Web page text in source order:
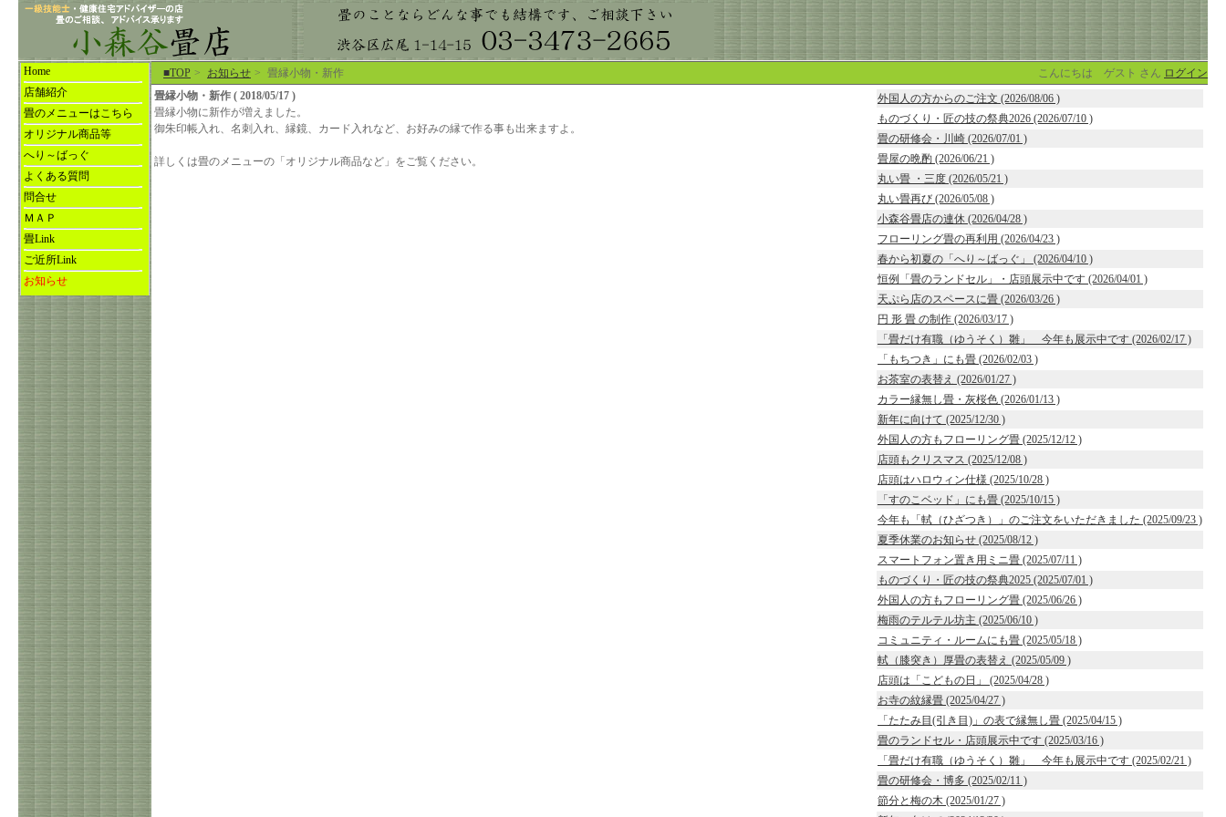
Home
店舗紹介
畳のメニューはこちら
オリジナル商品等
へり～ばっぐ
よくある質問
問合せ
ＭＡＰ
畳Link
ご近所Link
お知らせ
■TOP > お知らせ > 畳縁小物・新作 こんにちは ゲスト さん ログイン
畳縁小物・新作 ( 2018/05/17 )
畳縁小物に新作が増えました。
御朱印帳入れ、名刺入れ、縁鏡、カード入れなど、お好みの縁で作る事も出来ますよ。
詳しくは畳のメニューの「オリジナル商品など」をご覧ください。
外国人の方からのご注文 (2026/08/06 )
ものづくり・匠の技の祭典2026 (2026/07/10 )
畳の研修会・川崎 (2026/07/01 )
畳屋の晩酌 (2026/06/21 )
丸い畳 ・三度 (2026/05/21 )
丸い畳再び (2026/05/08 )
小森谷畳店の連休 (2026/04/28 )
フローリング畳の再利用 (2026/04/23 )
春から初夏の「へり～ばっぐ」 (2026/04/10 )
恒例「畳のランドセル」・店頭展示中です (2026/04/01 )
天ぷら店のスペースに畳 (2026/03/26 )
円 形 畳 の制作 (2026/03/17 )
「畳だけ有職（ゆうそく）雛」 今年も展示中です (2026/02/17 )
「もちつき」にも畳 (2026/02/03 )
お茶室の表替え (2026/01/27 )
カラー縁無し畳・灰桜色 (2026/01/13 )
新年に向けて (2025/12/30 )
外国人の方もフローリング畳 (2025/12/12 )
店頭もクリスマス (2025/12/08 )
店頭はハロウィン仕様 (2025/10/28 )
「すのこベッド」にも畳 (2025/10/15 )
今年も「軾（ひざつき）」のご注文をいただきました (2025/09/23 )
夏季休業のお知らせ (2025/08/12 )
スマートフォン置き用ミニ畳 (2025/07/11 )
ものづくり・匠の技の祭典2025 (2025/07/01 )
外国人の方もフローリング畳 (2025/06/26 )
梅雨のテルテル坊主 (2025/06/10 )
コミュニティ・ルームにも畳 (2025/05/18 )
軾（膝突き）厚畳の表替え (2025/05/09 )
店頭は「こどもの日」 (2025/04/28 )
お寺の紋縁畳 (2025/04/27 )
「たたみ目(引き目)」の表で縁無し畳 (2025/04/15 )
畳のランドセル・店頭展示中です (2025/03/16 )
「畳だけ有職（ゆうそく）雛」 今年も展示中です (2025/02/21 )
畳の研修会・博多 (2025/02/11 )
節分と梅の木 (2025/01/27 )